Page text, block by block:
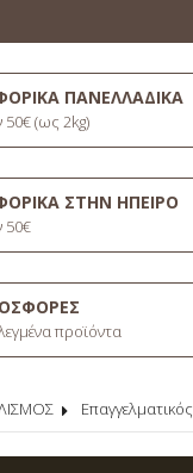
ΠΑΝΕΛΛΑΔΙΚΑ
(ως 2kg)
ΣΤΗΝ ΗΠΕΙΡΟ
50€
προϊόντα
Επαγγελματικός